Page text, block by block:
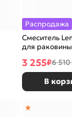
Распродажа
Смеситель
для раковины
3 255₽6 510
В